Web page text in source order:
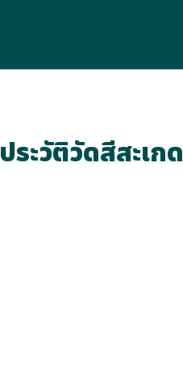
ประวัติวัดสีสะเกด